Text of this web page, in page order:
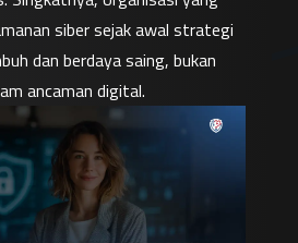
siber sejak awal strategi
dan berdaya saing, bukan
ancaman digital.